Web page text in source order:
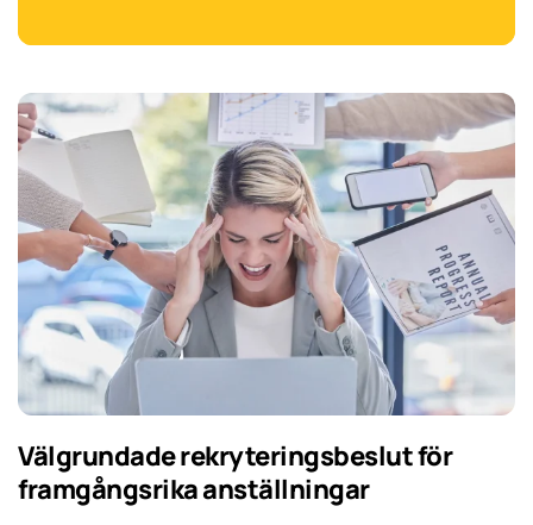
Välgrundade rekryteringsbeslut för
framgångsrika anställningar